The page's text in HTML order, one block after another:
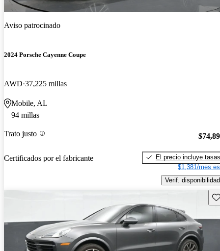
Aviso patrocinado
2024 Porsche Cayenne Coupe
AWD 37,225 millas
Mobile, AL
94 millas
Trato justo
Certificados por el fabricante
El precio incluye tasas
$1,381/mes
Verif. disponibilidad